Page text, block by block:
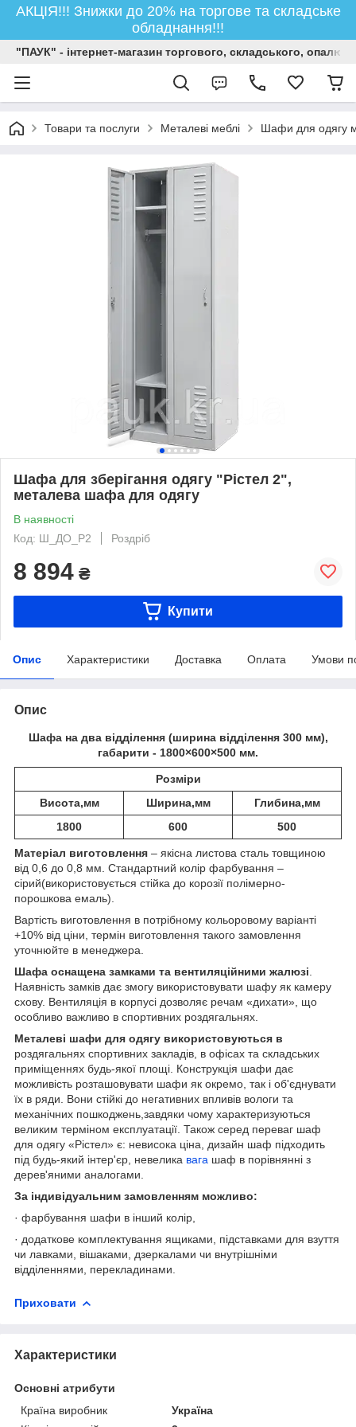
АКЦІЯ!!! Знижки до 20% на торгове та складське
обладнання!!!
"ПАУК" - інтернет-магазин торгового, складського,
Товари та послуги Металеві меблі Шафи для одягу
Шафа для зберігання одягу "Рістел 2",
металева шафа для одягу
В наявності
Код: Ш_ДО_Р2
Роздріб
8 894 ₴
Купити
Опис Характеристики Доставка Оплата Умови
Опис
Шафа на два відділення (ширина відділення 300 мм),
габарити - 1800×600×500 мм.
Розміри
Висота,мм
Ширина,мм
Глибина,мм
1800
600 500
Матеріал виготовлення – якісна листова сталь товщиною
від 0,6 до 0,8 мм. Стандартний колір фарбування –
сірий(використовується стійка до корозії полімерно-
порошкова емаль).
Вартість виготовлення в потрібному кольоровому варіанті
+10% від ціни, термін виготовлення такого замовлення
уточнюйте в менеджера.
Шафа оснащена замками та вентиляційними жалюзі
Наявність замків дає змогу використовувати шафу як камеру
схову. Вентиляція в корпусі дозволяє речам «дихати», що
особливо важливо в спортивних роздягальнях.
Металеві шафи для одягу використовуються в
роздягальнях спортивних закладів, в офісах та складських
приміщеннях будь-якої площі. Конструкція шафи дає
можливість розташовувати шафи як окремо, так і об'єднувати
їх в ряди. Вони стійкі до негативних впливів вологи та
механічних пошкоджень,завдяки чому характеризуються
великим терміном експлуатації. Також серед переваг шаф
для одягу «Рістел» є: невисока ціна, дизайн шаф підходить
під будь-який інтер'єр, невелика вага шаф в порівнянні з
дерев'яними аналогами.
За індивідуальним замовленням можливо:
· фарбування шафи в інший колір,
· додаткове комплектування ящиками, підставками для взуття
чи лавками, вішаками, дзеркалами чи внутрішніми
відділеннями, перекладинами.
Приховати
Характеристики
Основні атрибути
Країна виробник
Україна